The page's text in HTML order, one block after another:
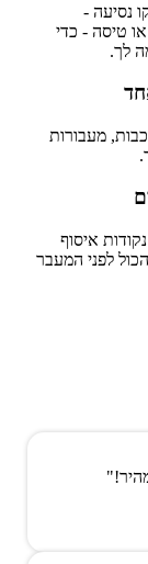
נסיעה -
טיסה - כדי
לך.
מעבורות
איסוף
לפני המעבר